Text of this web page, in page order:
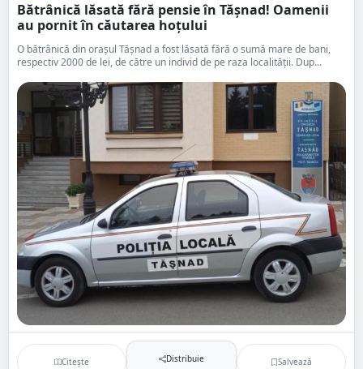
Bătrânică lăsată fără pensie în Tășnad! Oamenii
au pornit în căutarea hoțului
O bătrânică din orașul Tășnad a fost lăsată fără o sumă mare de bani,
respectiv 2000 de lei, de către un individ de pe raza localității. Dup...
Citește Distribuie Salvează